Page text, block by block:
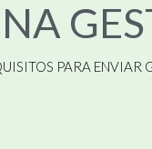
PARA ENVIAR